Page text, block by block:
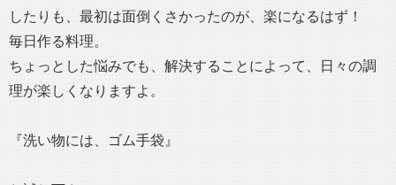
したりも、最初は面倒くさかったのが、楽になるはず！
毎日作る料理。
ちょっとした悩みでも、解決することによって、日々の調
理が楽しくなりますよ。
『洗い物には、ゴム手袋』